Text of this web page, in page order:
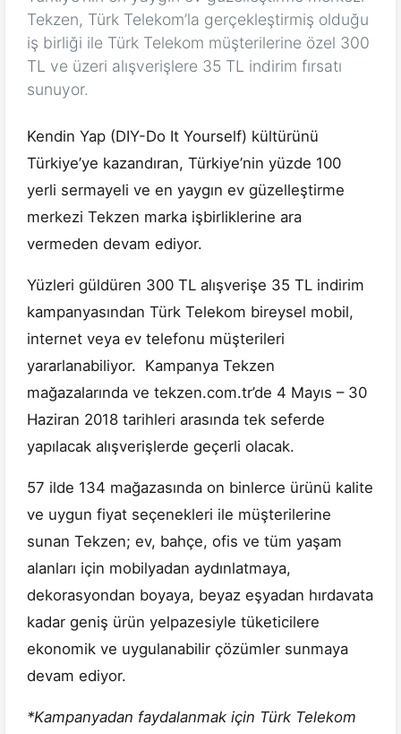
Tekzen, Türk Telekom’la gerçekleştirmiş olduğu
iş birliği ile Türk Telekom müşterilerine özel 300
TL ve üzeri alışverişlere 35 TL indirim fırsatı
sunuyor.
Kendin Yap (DIY-Do It Yourself) kültürünü
Türkiye’ye kazandıran, Türkiye’nin yüzde 100
yerli sermayeli ve en yaygın ev güzelleştirme
merkezi Tekzen marka işbirliklerine ara
vermeden devam ediyor.
Yüzleri güldüren 300 TL alışverişe 35 TL indirim
kampanyasından Türk Telekom bireysel mobil,
internet veya ev telefonu müşterileri
yararlanabiliyor. Kampanya Tekzen
mağazalarında ve tekzen.com.tr’de 4 Mayıs – 30
Haziran 2018 tarihleri arasında tek seferde
yapılacak alışverişlerde geçerli olacak.
57 ilde 134 mağazasında on binlerce ürünü kalite
ve uygun fiyat seçenekleri ile müşterilerine
sunan Tekzen; ev, bahçe, ofis ve tüm yaşam
alanları için mobilyadan aydınlatmaya,
dekorasyondan boyaya, beyaz eşyadan hırdavata
kadar geniş ürün yelpazesiyle tüketicilere
ekonomik ve uygulanabilir çözümler sunmaya
devam ediyor.
*Kampanyadan faydalanmak için Türk Telekom